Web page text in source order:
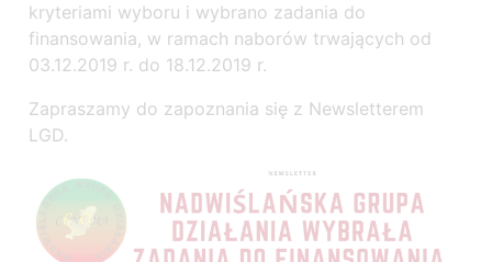
kryteriami wyboru i wybrano zadania do
finansowania, w ramach naborów trwających od
03.12.2019 r. do 18.12.2019 r.
Zapraszamy do zapoznania się z Newsletterem
LGD.